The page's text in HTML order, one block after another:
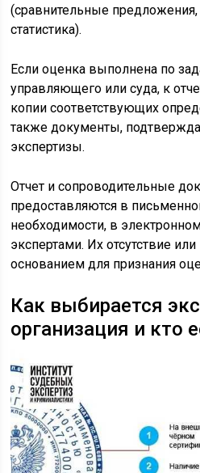
(сравнительные
статистика).
Если оценка выполнена по
управляющего или суда, к
копии соответствующих
также документы,
экспертизы.
Отчет и сопроводительные
предоставляются в
необходимости, в
экспертами. Их отсутствие
основанием для признания
Как выбирается
организация и кто